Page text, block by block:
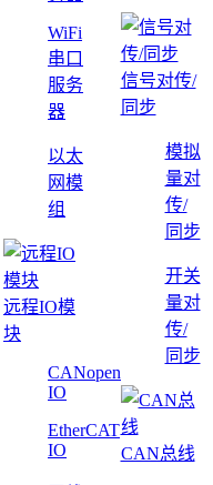
WiFi
串口
服务
器
以太
网模
组
远程IO模
块
CANopen
IO
EtherCAT
IO
信号对传/
同步
模拟
量对
传/
同步
开关
量对
传/
同步
CAN总线